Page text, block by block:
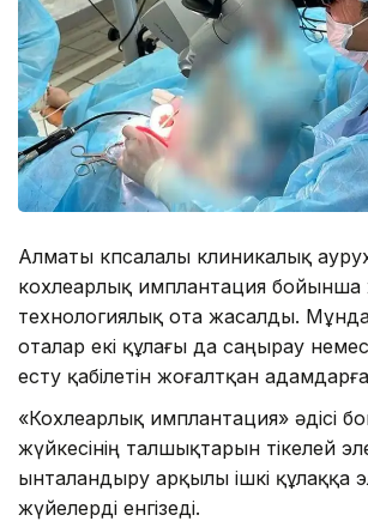
Алматы көпсалалы клиникалық
кохлеарлық имплантация
технологиялық ота жасалды.
оталар екі құлағы да саңырау
есту қабілетін жоғалтқан
«Кохлеарлық имплантация» әдісі
жүйкесінің талшықтарын тікелей
ынталандыру арқылы ішкі құлаққа
жүйелерді енгізеді.